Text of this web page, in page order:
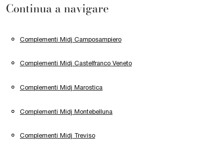
Continua a navigare
Complementi Midj Camposampiero
Complementi Midj Castelfranco Veneto
Complementi Midj Marostica
Complementi Midj Montebelluna
Complementi Midj Treviso